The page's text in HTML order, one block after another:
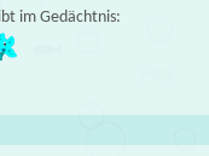
im Gedächtnis: